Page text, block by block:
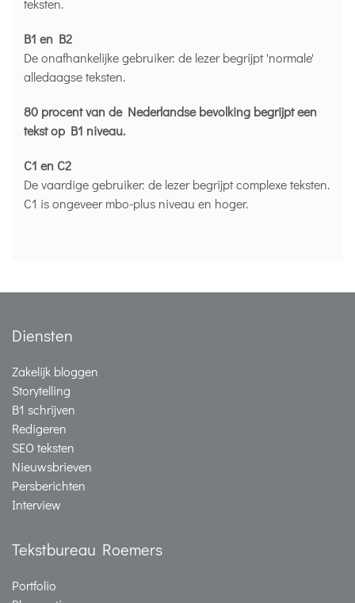
teksten.
B1 en B2
De onafhankelijke gebruiker: de lezer begrijpt 'normale'
alledaagse teksten.
80 procent van de Nederlandse bevolking begrijpt een
tekst op B1 niveau.
C1 en C2
De vaardige gebruiker: de lezer begrijpt complexe teksten.
C1 is ongeveer mbo-plus niveau en hoger.
Diensten
Zakelijk bloggen
Storytelling
B1 schrijven
Redigeren
SEO teksten
Nieuwsbrieven
Persberichten
Interview
Tekstbureau Roemers
Portfolio